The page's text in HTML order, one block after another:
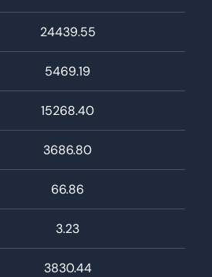
24439.55
5469.19
15268.40
3686.80
66.86
3.23
3830.44